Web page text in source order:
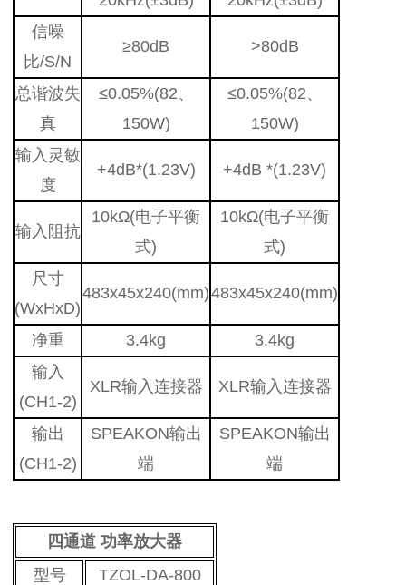
信噪
比/S/N
≥80dB >80dB
总谐波失
真
≤0.05%(82、
150W)
≤0.05%(82、
150W)
输入灵敏
度
+4dB*(1.23V) +4dB *(1.23V)
输入阻抗
10kΩ(电子平衡
式)
10kΩ(电子平衡
式)
尺寸
(WxHxD)
483x45x240(mm)483x45x240(mm)
净重 3.4kg
3.4kg
输入
(CH1-2)
XLR输入连接器 XLR输入连接器
输出
(CH1-2)
SPEAKON输出
端
SPEAKON输出
端
四通道 功率放大器
型号
TZOL-DA-800